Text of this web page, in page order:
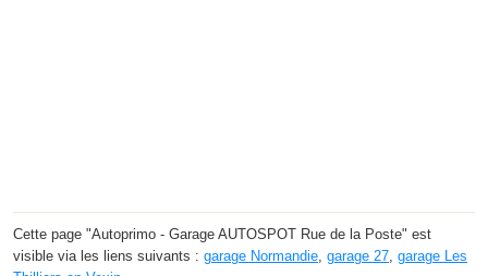
Cette page "Autoprimo - Garage AUTOSPOT Rue de la Poste" est
visible via les liens suivants : garage Normandie garage 27 garage Les